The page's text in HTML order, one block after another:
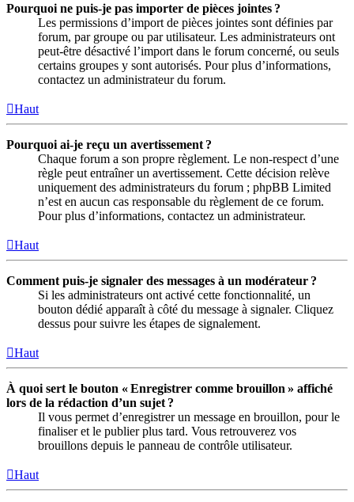
Pourquoi ne puis-je pas importer de pièces jointes ?
Les permissions d’import de pièces jointes sont définies par
forum, par groupe ou par utilisateur. Les administrateurs ont
peut-être désactivé l’import dans le forum concerné, ou seuls
certains groupes y sont autorisés. Pour plus d’informations,
contactez un administrateur du forum.
Haut
Pourquoi ai-je reçu un avertissement ?
Chaque forum a son propre règlement. Le non-respect d’une
règle peut entraîner un avertissement. Cette décision relève
uniquement des administrateurs du forum ; phpBB Limited
n’est en aucun cas responsable du règlement de ce forum.
Pour plus d’informations, contactez un administrateur.
Haut
Comment puis-je signaler des messages à un modérateur ?
Si les administrateurs ont activé cette fonctionnalité, un
bouton dédié apparaît à côté du message à signaler. Cliquez
dessus pour suivre les étapes de signalement.
Haut
À quoi sert le bouton « Enregistrer comme brouillon » affiché
lors de la rédaction d’un sujet ?
Il vous permet d’enregistrer un message en brouillon, pour le
finaliser et le publier plus tard. Vous retrouverez vos
brouillons depuis le panneau de contrôle utilisateur.
Haut